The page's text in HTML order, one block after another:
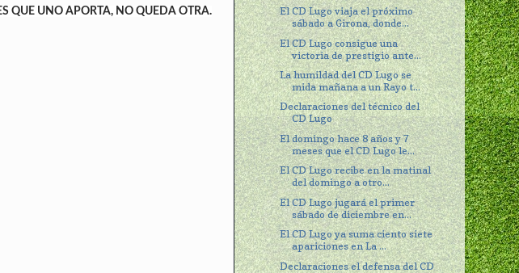
QUE UNO APORTA, NO QUEDA OTRA.
El CD Lugo viaja el próximo
sábado a Girona, donde...
El CD Lugo consigue una
victoria de prestigio ante...
La humildad del CD Lugo se
mida mañana a un Rayo t...
Declaraciones del técnico del
CD Lugo
El domingo hace 8 años y 7
meses que el CD Lugo le...
El CD Lugo recibe en la matinal
del domingo a otro...
El CD Lugo jugará el primer
sábado de diciembre en...
El CD Lugo ya suma ciento siete
apariciones en La ...
Declaraciones el defensa del CD